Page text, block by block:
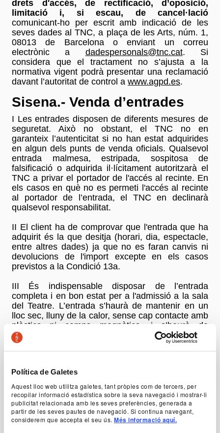
Política de Galetes
Aquest lloc web utilitza galetes, tant pròpies com de tercers, per
recopilar informació estadística sobre la seva navegació i mostrar-li
publicitat relacionada amb les seves preferències, generada a
partir de les seves pautes de navegació. Si continua navegant,
considerem que accepta el seu ús. Més informació aquí.
drets d'accés, de rectificació, d’oposició,
limitació i, si escau, de cancel·lació
comunicant-ho per escrit amb indicació de les
seves dades al TNC, a plaça de les Arts, núm. 1,
08013 de Barcelona o enviant un correu
electrònic a dadespersonals@tnc.cat. Si
considera que el tractament no s’ajusta a la
normativa vigent podrà presentar una reclamació
davant l’autoritat de control a www.agpd.es.
Sisena.- Venda d’entrades
I Les entrades disposen de diferents mesures de
seguretat. Això no obstant, el TNC no en
garanteix l’autenticitat si no han estat adquirides
en algun dels punts de venda oficials. Qualsevol
entrada malmesa, estripada, sospitosa de
falsificació o adquirida il·lícitament autoritzarà el
TNC a privar el portador de l'accés al recinte. En
els casos en què no es permeti l'accés al recinte
al portador de l’entrada, el TNC en declinarà
qualsevol responsabilitat.
II El client ha de comprovar que l'entrada que ha
adquirit és la que desitja (horari, dia, espectacle,
entre altres dades) ja que no es faran canvis ni
devolucions de l'import excepte en els casos
previstos a la Condició 13a.
III És indispensable disposar de l’entrada
completa i en bon estat per a l'admissió a la sala
del Teatre. L’entrada s’haurà de mantenir en un
lloc sec, lluny de la calor, sense cap contacte amb
plàstics ni camps magnètics, i s’haurà de
conservar fins a la sortida del recinte.
Setena.- Prestació del servei
I si les circumstàncies ho exigeixen, el TNC es
reserva el dret de modificar les dates, els horaris,
els programes o els intèrprets anunciats, així com
de decretar la suspensió de l'espectacle. Sens
perjudici dels casos previstos a la Condició 13a
següent, una vegada adquirida l'entrada, no es